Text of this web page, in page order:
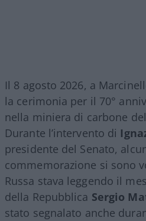
Il 8 agosto 2026, a
la cerimonia per il 70°
nella miniera di carbone
Durante l’intervento di
presidente del Senato,
commemorazione si sono
Russa stava leggendo il
della Repubblica Sergio
stato segnalato anche